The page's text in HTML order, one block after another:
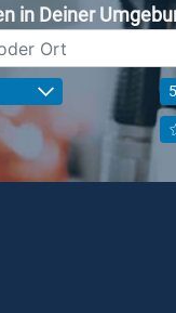
in Deiner